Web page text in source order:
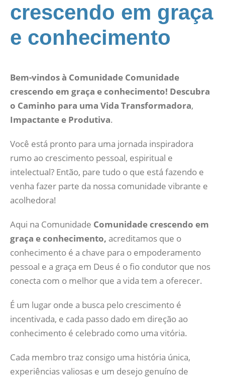
crescendo em graça
e conhecimento
Bem-vindos à Comunidade Comunidade
crescendo em graça e conhecimento! Descubra
o Caminho para uma Vida Transformadora,
Impactante e Produtiva.
Você está pronto para uma jornada inspiradora
rumo ao crescimento pessoal, espiritual e
intelectual? Então, pare tudo o que está fazendo e
venha fazer parte da nossa comunidade vibrante e
acolhedora!
Aqui na Comunidade Comunidade crescendo em
graça e conhecimento, acreditamos que o
conhecimento é a chave para o empoderamento
pessoal e a graça em Deus é o fio condutor que nos
conecta com o melhor que a vida tem a oferecer.
É um lugar onde a busca pelo crescimento é
incentivada, e cada passo dado em direção ao
conhecimento é celebrado como uma vitória.
Cada membro traz consigo uma história única,
experiências valiosas e um desejo genuíno de